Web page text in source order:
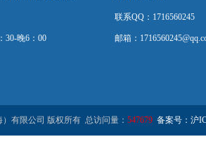
30-晚6：00
联系QQ：1716560245
邮箱：
有限公司 版权所有 总访问量： 547679 备案号：沪